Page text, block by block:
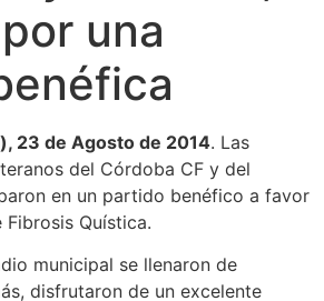
una
23 de Agosto de 2014. Las
del Córdoba CF y del
en un partido benéfico a favor
Quística.
municipal se llenaron de
disfrutaron de un excelente